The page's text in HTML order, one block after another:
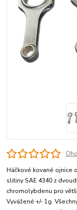
Háčkové kované ojnice
slitiny SAE 4340 z
chromolybdenu pro
Vyvážené +/- 1g.